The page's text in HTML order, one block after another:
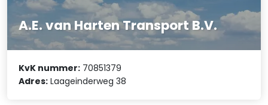
A.E. van Harten Transport B.V.
KvK nummer: 70851379
Adres: Laageinderweg 38